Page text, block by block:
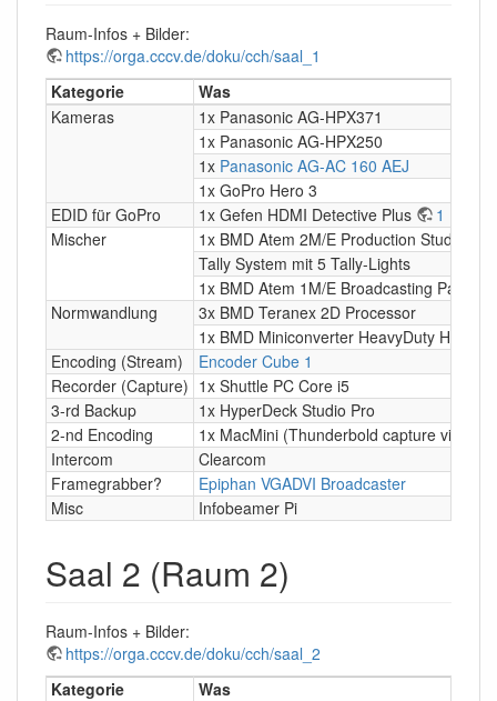
Raum-Infos + Bilder:
https://orga.cccv.de/doku/cch/saal_1
Kategorie
Was
Kameras
1x Panasonic AG-HPX371
1x Panasonic AG-HPX250
1x Panasonic AG-AC 160 AEJ
1x GoPro Hero 3
EDID für GoPro
1x Gefen HDMI Detective Plus
1
Mischer
1x BMD Atem 2M/E Production Studio 4K
Tally System mit 5 Tally-Lights
1x BMD Atem 1M/E Broadcasting Panel
Normwandlung
3x BMD Teranex 2D Processor
1x BMD Miniconverter HeavyDuty HDMI
Encoding (Stream)
Encoder Cube 1
Recorder (Capture) 1x Shuttle PC Core i5
3-rd Backup
1x HyperDeck Studio Pro
2-nd Encoding
1x MacMini (Thunderbold capture via
Intercom
Clearcom
Framegrabber?
Epiphan VGADVI Broadcaster
Misc
Infobeamer Pi
Saal 2 (Raum 2)
Raum-Infos + Bilder:
https://orga.cccv.de/doku/cch/saal_2
Kategorie
Was